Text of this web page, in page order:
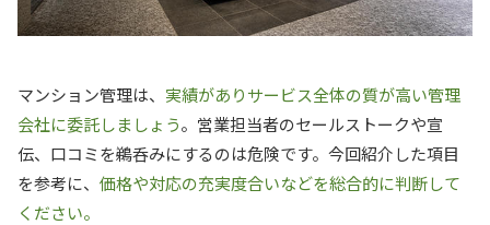
マンション管理は、 実績がありサービス全体の質が高い管理
会社に委託しましょう。営業担当者のセールストークや宣
伝、口コミを鵜呑みにするのは危険です。今回紹介した項目
を参考に、 価格や対応の充実度合いなどを総合的に判断して
ください。